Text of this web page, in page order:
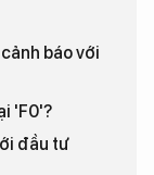
báo với
'F0'?
đầu tư